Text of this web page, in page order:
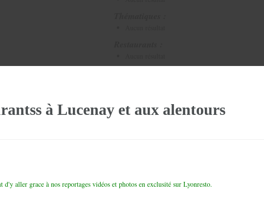
à Lucenay et aux alentours
aller grace à nos reportages vidéos et photos en exclusité sur Lyonresto.